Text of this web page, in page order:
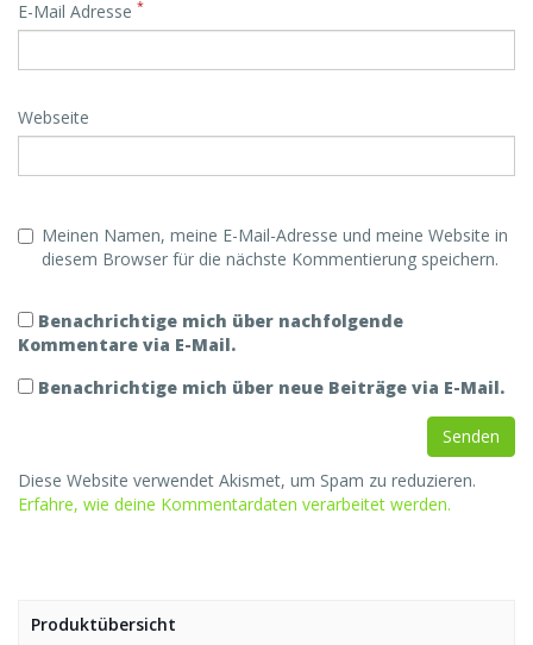
E-Mail Adresse *
Webseite
Meinen Namen, meine E-Mail-Adresse und meine Website in
diesem Browser für die nächste Kommentierung speichern.
Benachrichtige mich über nachfolgende
Kommentare via E-Mail.
Benachrichtige mich über neue Beiträge via E-Mail.
Diese Website verwendet Akismet, um Spam zu reduzieren.
Erfahre, wie deine Kommentardaten verarbeitet werden.
Produktübersicht